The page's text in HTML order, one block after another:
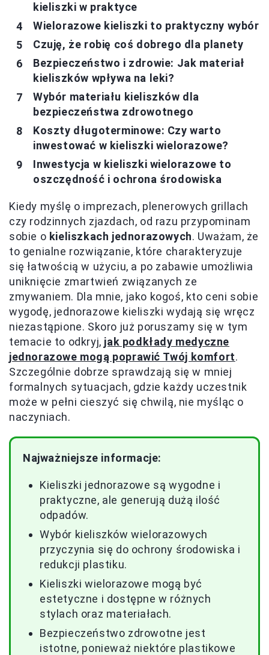
kieliszki w praktyce
Wielorazowe kieliszki to praktyczny wybór
Czuję, że robię coś dobrego dla planety
Bezpieczeństwo i zdrowie: Jak materiał
kieliszków wpływa na leki?
Wybór materiału kieliszków dla
bezpieczeństwa zdrowotnego
Koszty długoterminowe: Czy warto
inwestować w kieliszki wielorazowe?
Inwestycja w kieliszki wielorazowe to
oszczędność i ochrona środowiska
Kiedy myślę o imprezach, plenerowych grillach
czy rodzinnych zjazdach, od razu przypominam
sobie o kieliszkach jednorazowych. Uważam, że
to genialne rozwiązanie, które charakteryzuje
się łatwością w użyciu, a po zabawie umożliwia
uniknięcie zmartwień związanych ze
zmywaniem. Dla mnie, jako kogoś, kto ceni sobie
wygodę, jednorazowe kieliszki wydają się wręcz
niezastąpione. Skoro już poruszamy się w tym
temacie to odkryj, jak podkłady medyczne
jednorazowe mogą poprawić Twój komfort.
Szczególnie dobrze sprawdzają się w mniej
formalnych sytuacjach, gdzie każdy uczestnik
może w pełni cieszyć się chwilą, nie myśląc o
naczyniach.
Najważniejsze informacje:
Kieliszki jednorazowe są wygodne i
praktyczne, ale generują dużą ilość
odpadów.
Wybór kieliszków wielorazowych
przyczynia się do ochrony środowiska i
redukcji plastiku.
Kieliszki wielorazowe mogą być
estetyczne i dostępne w różnych
stylach oraz materiałach.
Bezpieczeństwo zdrowotne jest
istotne, ponieważ niektóre plastikowe